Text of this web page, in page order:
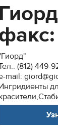
(812) 449-
mail: